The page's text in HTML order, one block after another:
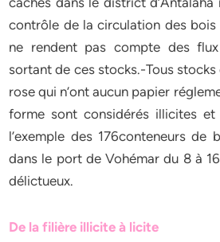
contrôle de la circulation des bois
ne rendent pas compte des
sortant de ces stocks.-Tous
rose qui n’ont aucun papier
forme sont considérés illicites
l’exemple des 176conteneurs de
dans le port de Vohémar du 8 à
délictueux.
De la filière illicite à licite